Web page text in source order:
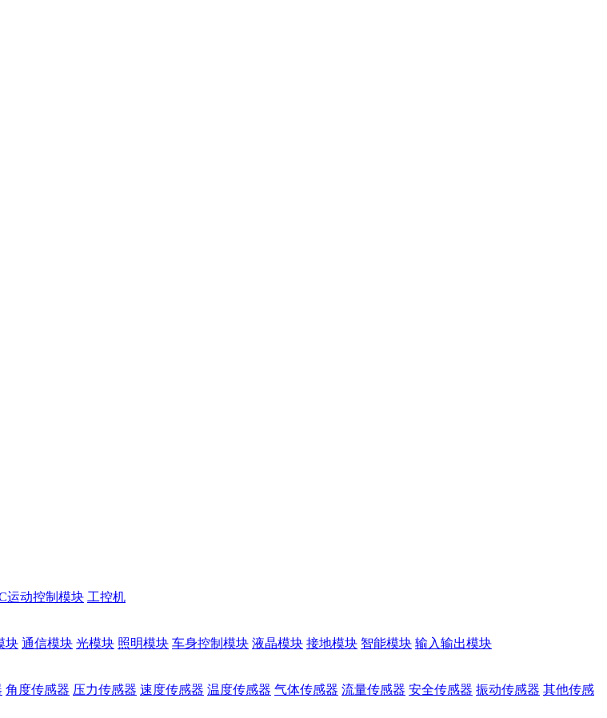
运动控制模块 工控机
块 通信模块 光模块 照明模块 车身控制模块 液晶模块 接地模块 智能模块 输入输出模块
角度传感器 压力传感器 速度传感器 温度传感器 气体传感器 流量传感器 安全传感器 振动传感器 其他传感